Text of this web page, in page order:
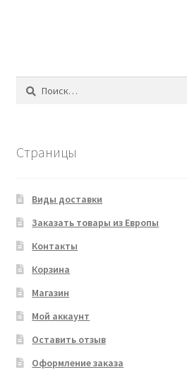
Найти:
Страницы
Виды доставки
Заказать товары из Европы
Контакты
Корзина
Магазин
Мой аккаунт
Оставить отзыв
Оформление заказа